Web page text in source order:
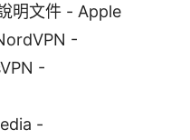
明文件 - Apple
-
-
-